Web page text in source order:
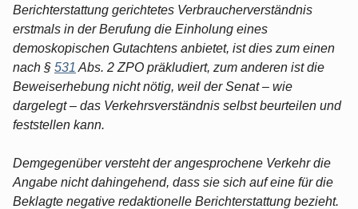
Berichterstattung gerichtetes Verbraucherverständnis
erstmals in der Berufung die Einholung eines
demoskopischen Gutachtens anbietet, ist dies zum einen
nach § 531 Abs. 2 ZPO präkludiert, zum anderen ist die
Beweiserhebung nicht nötig, weil der Senat – wie
dargelegt – das Verkehrsverständnis selbst beurteilen und
feststellen kann.
Demgegenüber versteht der angesprochene Verkehr die
Angabe nicht dahingehend, dass sie sich auf eine für die
Beklagte negative redaktionelle Berichterstattung bezieht.